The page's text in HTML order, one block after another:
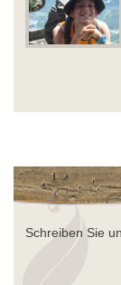
Schreiben Sie